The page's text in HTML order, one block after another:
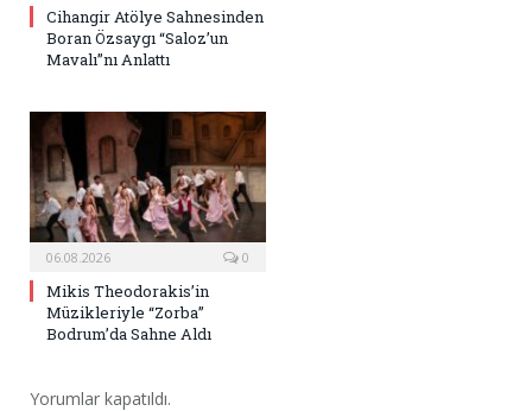
Cihangir Atölye Sahnesinden
Boran Özsaygı “Saloz’un
Mavalı”nı Anlattı
06.08.2026 0
Mikis Theodorakis’in
Müzikleriyle “Zorba”
Bodrum’da Sahne Aldı
Yorumlar kapatıldı.